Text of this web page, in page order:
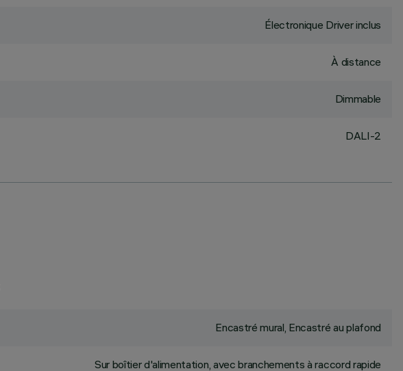
Électronique Driver inclus
À distance
Dimmable
DALI-2
Encastré mural, Encastré au plafond
Sur boîtier d'alimentation, avec branchements à raccord rapide